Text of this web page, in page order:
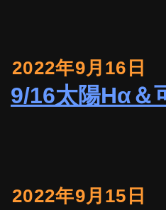
2022年9月16日
9/16太陽Hα＆
2022年9月15日